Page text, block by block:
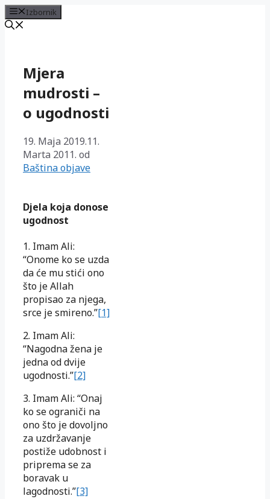
Izbornik
sadržajMjera
mudrosti –
o ugodnosti
19. Maja 2019.11.
Marta 2011. od
Baština objave
Djela koja donose
ugodnost
1. Imam Ali:
“Onome ko se uzda
da će mu stići ono
što je Allah
propisao za njega,
srce je smireno.”[1]
2. Imam Ali:
“Nagodna žena je
jedna od dvije
ugodnosti.”[2]
3. Imam Ali: “Onaj
ko se ograniči na
ono što je dovoljno
za uzdržavanje
postiže udobnost i
priprema se za
boravak u
lagodnosti.”[3]